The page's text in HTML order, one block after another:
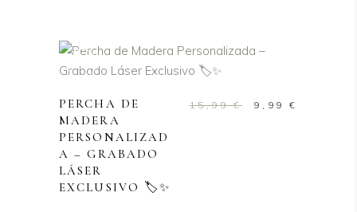
Sale
PERCHA DE
MADERA
PERSONALIZAD
A – GRABADO
LÁSER
EXCLUSIVO 🏷️✨
15,99€
El9,99€